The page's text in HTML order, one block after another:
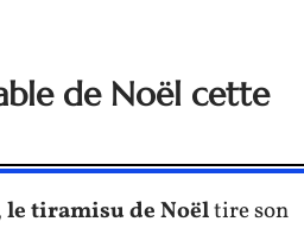
de Noël cette
le tiramisu de Noëltire son